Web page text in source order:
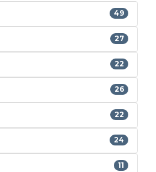
49
27
22
26
22
24
11